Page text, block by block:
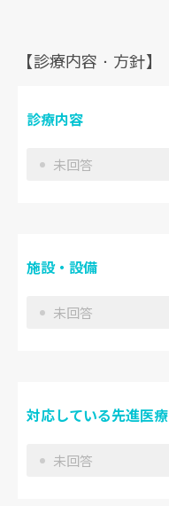
【診療内容・方針】
診療内容
未回答
施設・設備
未回答
対応している先進医療
未回答